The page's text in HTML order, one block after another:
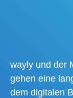
wayly und der
gehen eine
dem digitalen